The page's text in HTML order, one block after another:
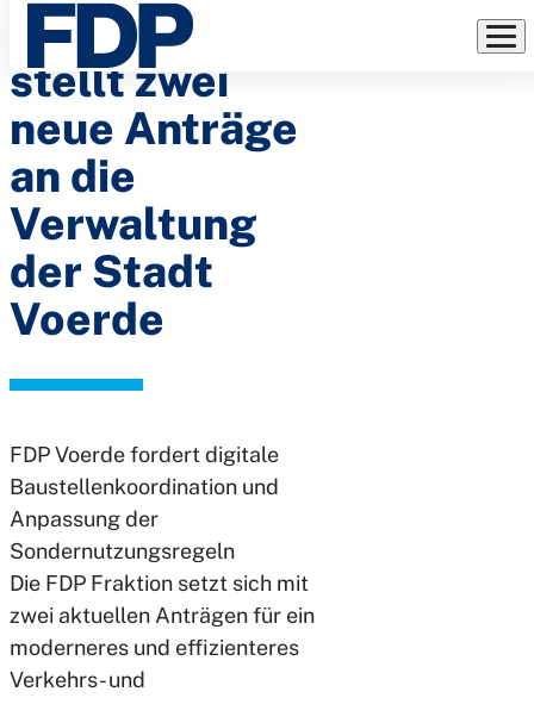
Direkt
Inhalt
FDP Voerde
stellt zwei
neue Anträge
an die
Verwaltung
der Stadt
Voerde
FDP Voerde fordert digitale
Baustellenkoordination und
Anpassung der
Sondernutzungsregeln
Die FDP Fraktion setzt sich mit
zwei aktuellen Anträgen für ein
moderneres und effizienteres
Verkehrs- und